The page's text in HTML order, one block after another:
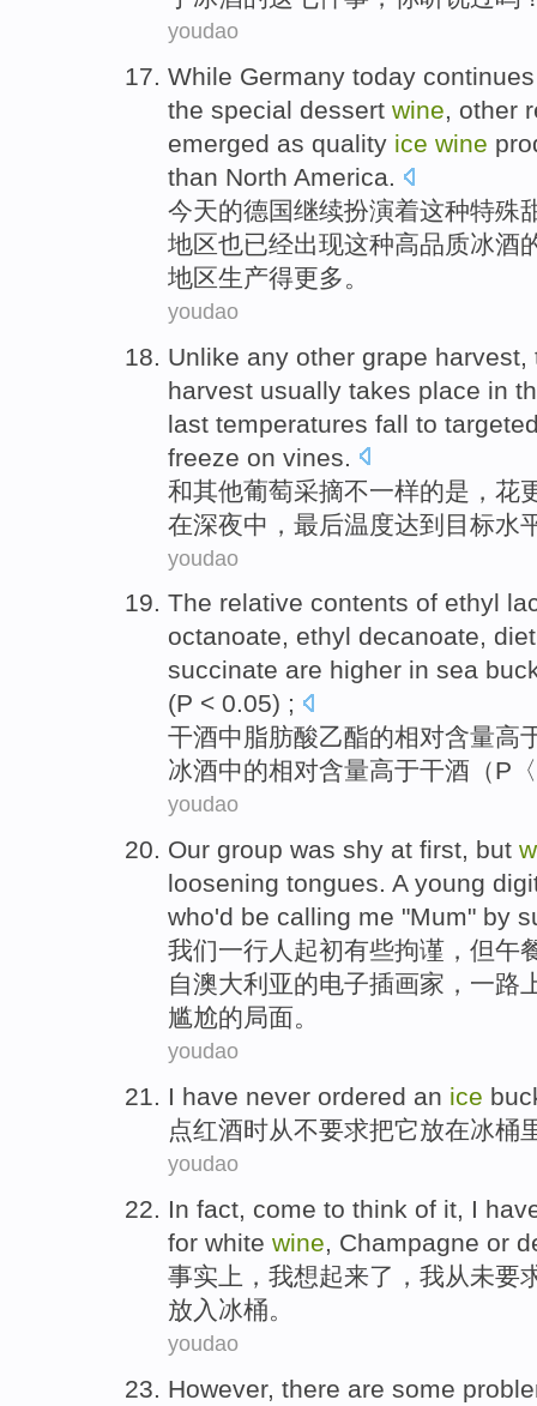
youdao
While Germany today
the special dessert wine, other
emerged as quality ice wine
than North America.
今天的德国继续扮演着这种特殊
地区也已经出现这种高品质冰酒
地区生产得更多。
youdao
Unlike any other grape harvest
harvest usually takes place in
last temperatures fall to
freeze on vines
和其他葡萄采摘不一样的是， 花
在深夜中 ， 最后温度达到目标水
youdao
The relative contents of ethyl
octanoate, ethyl decanoate,
succinate are higher in sea
(P < 0.05) ;
干酒中脂肪酸乙酯的相对含量高
冰酒中的相对含量高于干酒 （P
youdao
Our group was shy at first, but
loosening tongues. A young
who'd be calling me "Mum" by
我们一行人 起初有些拘谨， 但午
自澳大利亚的电子插画家 ，一路
尴尬的局面。
youdao
I have never ordered an ice
点红酒时从不要求把它放在冰桶
youdao
In fact, come to think of it, I
for white wine, Champagne or
事实上 ， 我想起来了，我从未要
放入 冰桶。
youdao
However, there are some